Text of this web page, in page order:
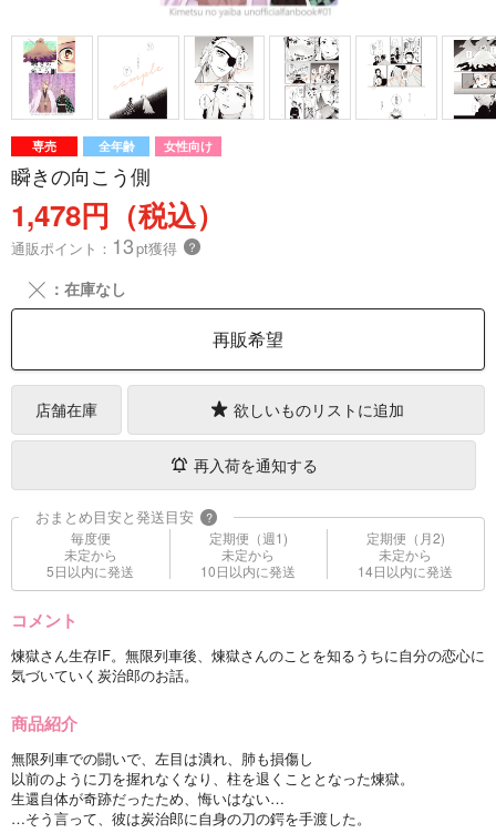
専売 全年齢 女性向け
瞬きの向こう側
1,478円（税込）
通販ポイント： 13pt獲得 ？
╳ ：在庫なし
再販希望
店舗在庫 欲しいものリストに追加
再入荷を通知する
おまとめ目安と発送目安 ?
毎度便
未定から
5日以内に発送
定期便（週1)
未定から
10日以内に発送
定期便（月2)
未定から
14日以内に発送
コメント
煉獄さん生存IF。無限列車後、煉獄さんのことを知るうちに自分の恋心に
気づいていく炭治郎のお話。
商品紹介
無限列車での闘いで、左目は潰れ、肺も損傷し
以前のように刀を握れなくなり、柱を退くこととなった煉獄。
生還自体が奇跡だったため、悔いはない…
…そう言って、彼は炭治郎に自身の刀の鍔を手渡した。